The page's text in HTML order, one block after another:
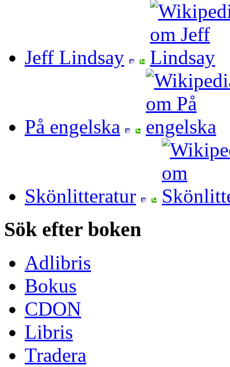
Jeff Lindsay
På engelska
Skönlitteratur
Sök efter boken
Adlibris
Bokus
CDON
Libris
Tradera